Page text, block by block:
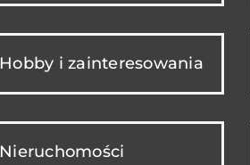
Hobby i zainteresowania
Nieruchomości